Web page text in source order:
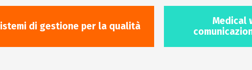
di gestione per la qualità
Medical